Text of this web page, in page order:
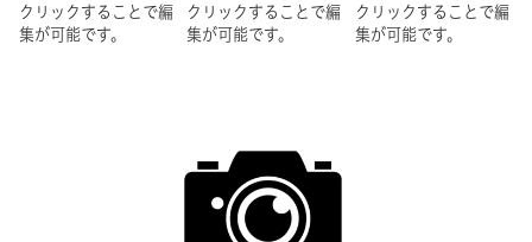
クリックすることで編
集が可能です。
クリックすることで編
集が可能です。
クリックすることで編
集が可能です。